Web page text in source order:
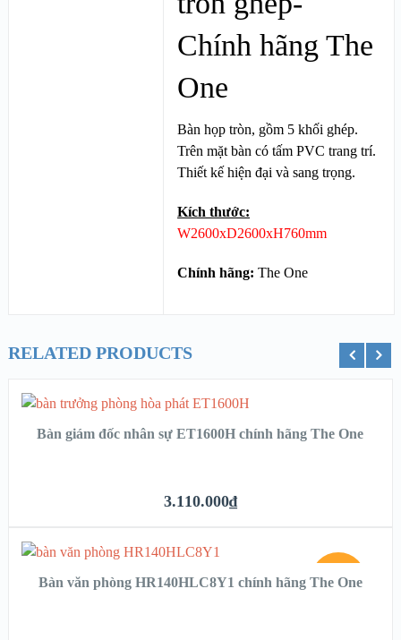
Chính hãng The
One
Bàn họp tròn, gồm 5 khối ghép.
Trên mặt bàn có tấm PVC trang trí.
Thiết kế hiện đại và sang trọng.
Kích thước:
W2600xD2600xH760mm
Chính hãng:The One
RELATED PRODUCTS
Bàn giám đốc nhân sự ET1600H chính hãng The One
3.110.000₫
SALE!
Bàn văn phòng HR140HLC8Y1 chính hãng The One